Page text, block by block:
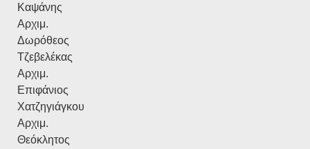
Καψάνης
Αρχιμ.
Δωρόθεος
Τζεβελέκας
Αρχιμ.
Επιφάνιος
Χατζηγιάγκου
Αρχιμ.
Θεόκλητος